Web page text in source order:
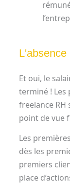
Et oui, le
terminé ! Les
freelance RH
point de vue
Les
dès les
premiers
place